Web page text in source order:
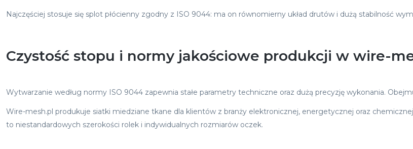
Najczęściej stosuje się splot płócienny zgodny z ISO 9044: ma on równomierny układ drutów i dużą stabilność
Czystość stopu i normy jakościowe produkcji w wire-
Wytwarzanie według normy ISO 9044 zapewnia stałe parametry techniczne oraz dużą precyzję wykonania.
Wire-mesh.pl produkuje siatki miedziane tkane dla klientów z branży elektronicznej, energetycznej oraz
to niestandardowych szerokości rolek i indywidualnych rozmiarów oczek.